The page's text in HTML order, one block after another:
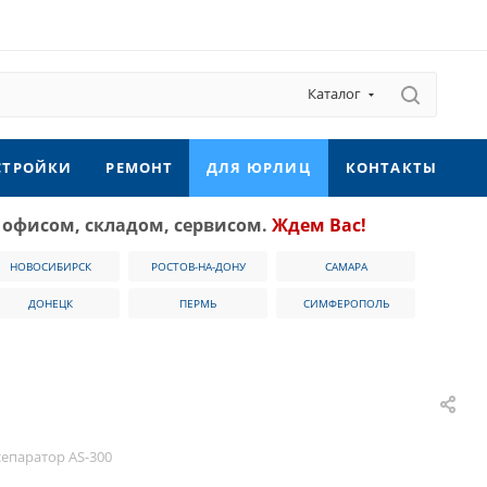
Каталог
РЕМОНТ ДЛЯ ЮРЛИЦ КОНТАКТЫ
складом, сервисом. Ждем Вас!
НОВОСИБИРСК РОСТОВ-НА-ДОНУ САМАРА
ДОНЕЦК ПЕРМЬ СИМФЕРОПОЛЬ
AS-300